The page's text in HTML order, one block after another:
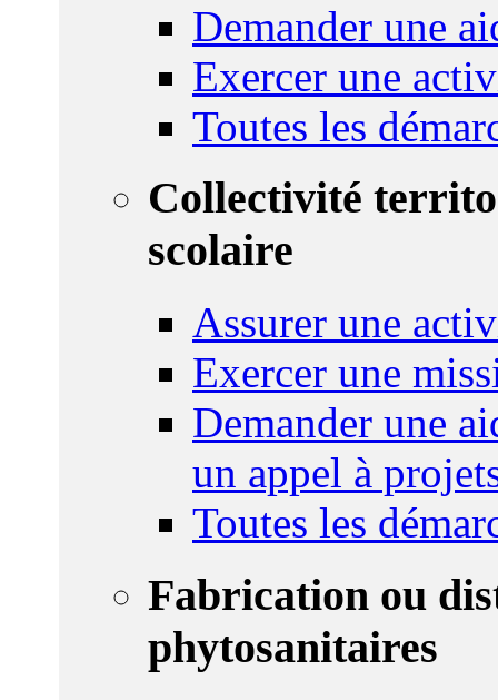
Demander une
Exercer une
Toutes les
Collectivité
scolaire
Assurer une
Exercer une
Demander une
un appel à
Toutes les
Fabrication ou
phytosanitaires